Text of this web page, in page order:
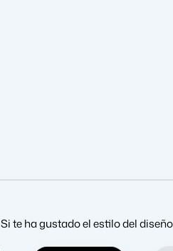
Si te ha gustado el estilo del